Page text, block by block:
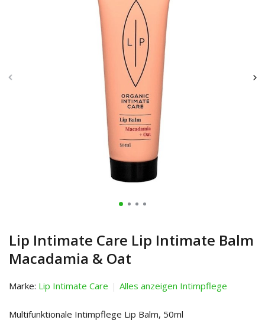
Lip Intimate Care Lip Intimate Balm
Macadamia & Oat
Marke: Lip Intimate Care Alles anzeigen Intimpflege
Multifunktionale Intimpflege Lip Balm, 50ml